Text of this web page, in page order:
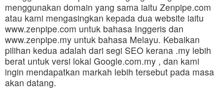
menggunakan domain yang sama iaitu Zenpipe.com
atau kami mengasingkan kepada dua website iaitu
www.zenpipe.com untuk bahasa Inggeris dan
www.zenpipe.my untuk bahasa Melayu. Kebaikan
pilihan kedua adalah dari segi SEO kerana .my lebih
berat untuk versi lokal Google.com.my , dan kami
ingin mendapatkan markah lebih tersebut pada masa
akan datang.